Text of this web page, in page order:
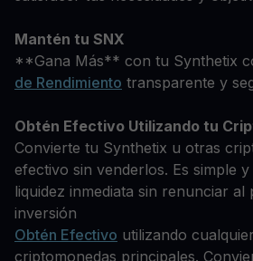
Mantén tu SNX
**Gana Más** con tu Synthetix
de Rendimiento transparente y
Obtén Efectivo Utilizando tu
Convierte tu Synthetix u otras
efectivo sin venderlos. Es simple
liquidez inmediata sin renunciar al
inversión
Obtén Efectivo utilizando
criptomonedas principales.